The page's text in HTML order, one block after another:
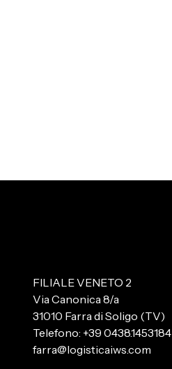
FILIALE VENETO 2
Via Canonica 8/a
31010 Farra di Soligo (TV)
Telefono: +39 0438.1453184
farra@logisticaiws.com